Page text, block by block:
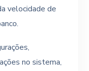
velocidade de
no sistema,